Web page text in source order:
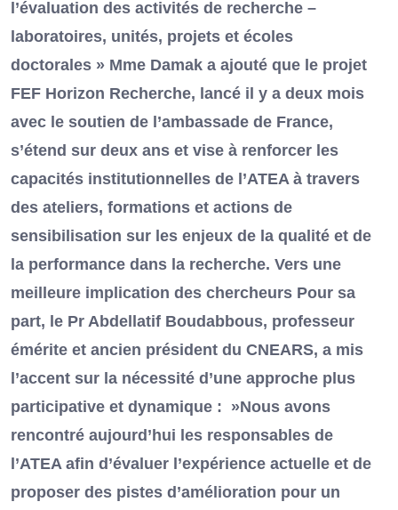
l’évaluation des activités de recherche –
laboratoires, unités, projets et écoles
doctorales » Mme Damak a ajouté que le projet
FEF Horizon Recherche, lancé il y a deux mois
avec le soutien de l’ambassade de France,
s’étend sur deux ans et vise à renforcer les
capacités institutionnelles de l’ATEA à travers
des ateliers, formations et actions de
sensibilisation sur les enjeux de la qualité et de
la performance dans la recherche. Vers une
meilleure implication des chercheurs Pour sa
part, le Pr Abdellatif Boudabbous, professeur
émérite et ancien président du CNEARS, a mis
l’accent sur la nécessité d’une approche plus
participative et dynamique : »Nous avons
rencontré aujourd’hui les responsables de
l’ATEA afin d’évaluer l’expérience actuelle et de
proposer des pistes d’amélioration pour un